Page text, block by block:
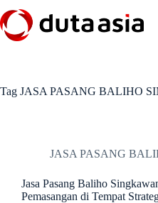
to
content
Tag JASA PASANG BALIHO
JASA PASANG
Jasa Pasang Baliho
Pemasangan di Tempat